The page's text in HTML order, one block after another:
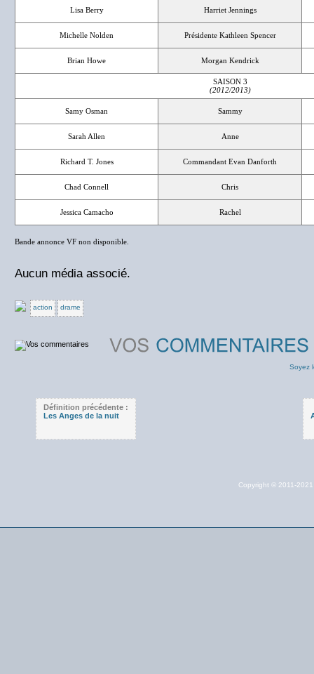
Lisa Berry Harriet Jennings
Michelle Nolden Présidente Kathleen Spencer
Brian Howe Morgan Kendrick
SAISON 3
(2012/2013)
Samy Osman Sammy
Sarah Allen Anne
Richard T. Jones Commandant Evan Danforth
Chad Connell Chris
Jessica Camacho Rachel
Bande annonce VF non disponible.
Aucun média associé.
action drame
Soyez
Définition précédente :
Les Anges de la nuit
Copyright © 2011-